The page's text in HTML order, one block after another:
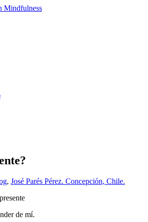
, José Parés Pérez. Concepción, Chile.
de mí.